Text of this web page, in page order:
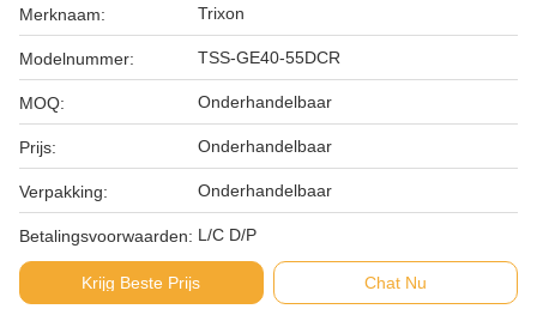
Merknaam: Trixon
Modelnummer: TSS-GE40-55DCR
MOQ: Onderhandelbaar
Prijs: Onderhandelbaar
Verpakking: Onderhandelbaar
Betalingsvoorwaarden: L/C D/P
Krijg Beste Prijs Chat Nu